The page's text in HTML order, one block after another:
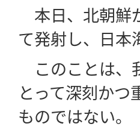
本日、北朝鮮
て発射し、日本
このことは、
とって深刻か
ものではない。